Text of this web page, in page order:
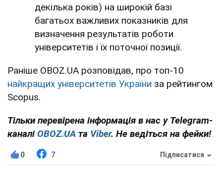
декілька років) на широкій базі
багатьох важливих показників для
визначення результатів роботи
університетів і їх поточної позиції.
Раніше OBOZ.UA розповідав, про топ-10
найкращих університетів України за рейтингом
Scopus.
Тільки перевірена інформація в нас у Telegram-
каналі OBOZ.UA та Viber. Не ведіться на фейки!
0 7 Підписатися